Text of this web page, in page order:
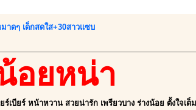
าดๆ เด็กสดใส+30สาวแซบ
อยหน่า
เบียร์ หน้าหวาน สวยน่ารัก เพรียวบาง ร่างน้อย ตั้งใจเต็